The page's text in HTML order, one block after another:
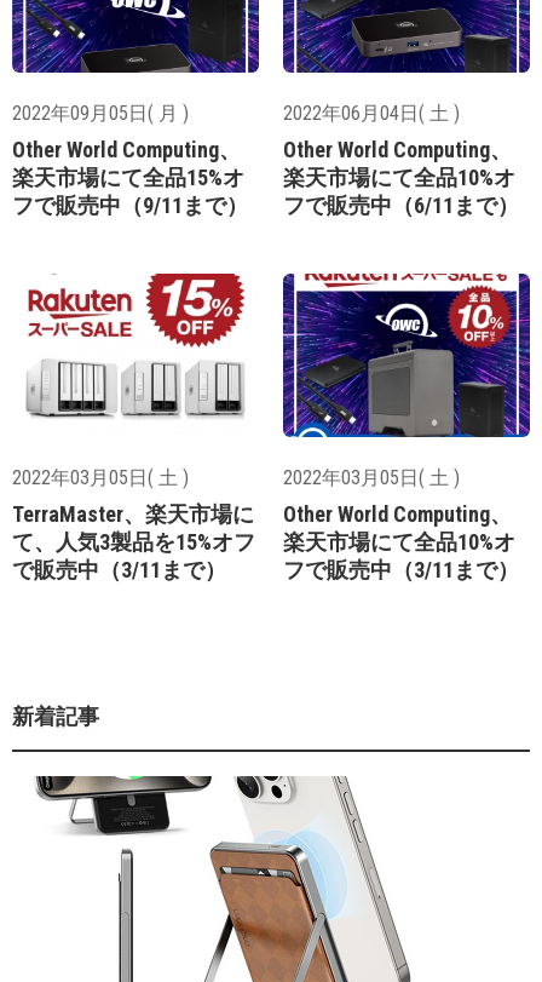
2022年09月05日( 月 )
Other World Computing、
楽天市場にて全品15%オ
フで販売中（9/11まで）
2022年06月04日( 土 )
Other World Computing、
楽天市場にて全品10%オ
フで販売中（6/11まで）
2022年03月05日( 土 )
TerraMaster、楽天市場に
て、人気3製品を15%オフ
で販売中（3/11まで）
2022年03月05日( 土 )
Other World Computing、
楽天市場にて全品10%オ
フで販売中（3/11まで）
新着記事